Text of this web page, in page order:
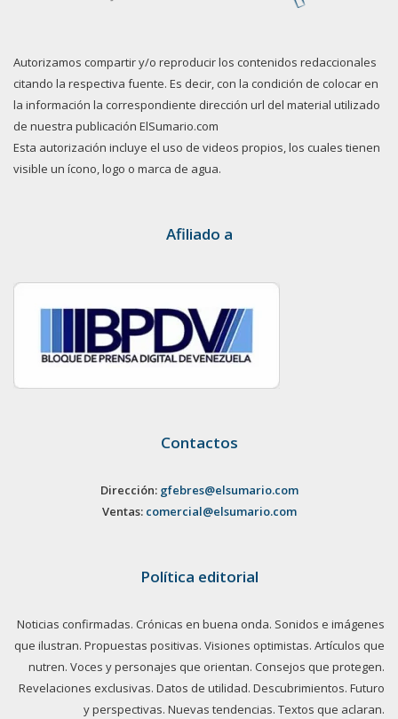
Autorizamos compartir y/o reproducir los contenidos redaccionales
citando la respectiva fuente. Es decir, con la condición de colocar en
la información la correspondiente dirección url del material utilizado
de nuestra publicación ElSumario.com
Esta autorización incluye el uso de videos propios, los cuales tienen
visible un ícono, logo o marca de agua.
Afiliado a
Contactos
Dirección: gfebres@elsumario.com
Ventas: comercial@elsumario.com
Política editorial
Noticias confirmadas. Crónicas en buena onda. Sonidos e imágenes
que ilustran. Propuestas positivas. Visiones optimistas. Artículos que
nutren. Voces y personajes que orientan. Consejos que protegen.
Revelaciones exclusivas. Datos de utilidad. Descubrimientos. Futuro
y perspectivas. Nuevas tendencias. Textos que aclaran.